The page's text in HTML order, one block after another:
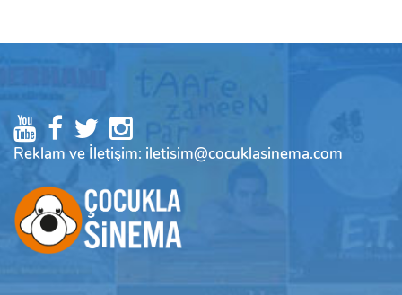
Reklam ve İletişim: iletisim@cocuklasinema.com